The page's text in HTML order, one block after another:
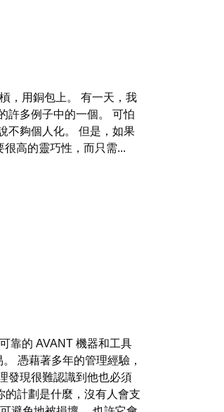
，用銅包上。 有一天，我
許多例子中的一個。 可怕
不夠個人化。 但是，如果
高的靈巧性，而只需...
靠的 AVANT 機器和工具
憑藉著多年的管理經驗，
發現很難認識到他也必須
的計劃是什麼，沒有人會支